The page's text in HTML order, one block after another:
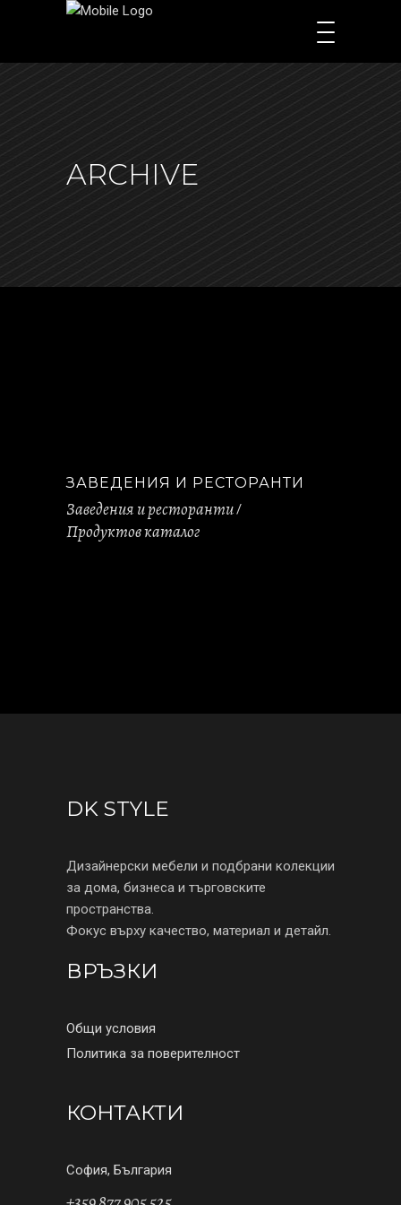
ARCHIVE
ЗАВЕДЕНИЯ И РЕСТОРАНТИ
Заведения и ресторанти
Продуктов каталог
DK STYLE
Дизайнерски мебели и подбрани колекции
за дома, бизнеса и търговските
пространства.
Фокус върху качество, материал и детайл.
ВРЪЗКИ
Общи условия
Политика за поверителност
КОНТАКТИ
София, България